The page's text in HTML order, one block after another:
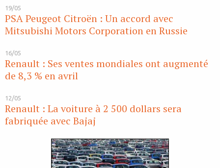
19/05
PSA Peugeot Citroën : Un accord avec
Mitsubishi Motors Corporation en Russie
16/05
Renault : Ses ventes mondiales ont augmenté
de 8,3 % en avril
12/05
Renault : La voiture à 2 500 dollars sera
fabriquée avec Bajaj